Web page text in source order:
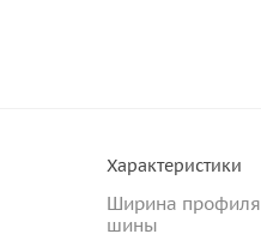
Характеристики
Ширина профиля
шины